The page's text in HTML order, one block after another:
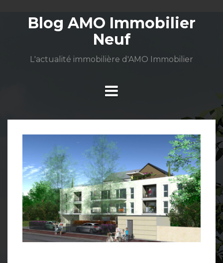
contenuBlog AMO Immobilier
Neuf
L'actualité immobilière d'AMO Immobilier